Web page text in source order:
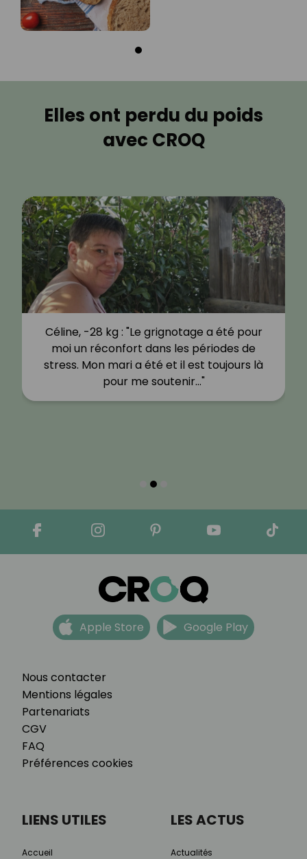
Elles ont perdu du poids
avec CROQ
Céline, -28 kg : "Le grignotage a été pour
moi un réconfort dans les périodes de
stress. Mon mari a été et il est toujours là
pour me soutenir…"
Nous contacter
Mentions légales
Partenariats
CGV
FAQ
Préférences cookies
Apple Store Google Play
LIENS UTILES
Accueil
LES ACTUS
Actualités